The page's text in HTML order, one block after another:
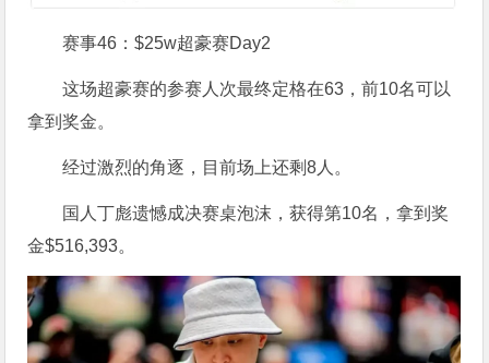
赛事46：$25w超豪赛Day2
这场超豪赛的参赛人次最终定格在63，前10名可以
拿到奖金。
经过激烈的角逐，目前场上还剩8人。
国人丁彪遗憾成决赛桌泡沫，获得第10名，拿到奖
金$516,393。